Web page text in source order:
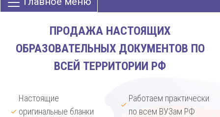
ПРОДАЖА НАСТОЯЩИХ
ОБРАЗОВАТЕЛЬНЫХ ДОКУМЕНТОВ ПО
ВСЕЙ ТЕРРИТОРИИ РФ
Настоящие
оригинальные бланки
Работаем практически
по всем ВУЗам РФ